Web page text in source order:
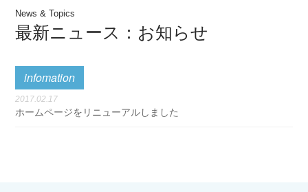
News & Topics
最新ニュース：お知らせ
infomation
2017.02.17
ホームページをリニューアルしました